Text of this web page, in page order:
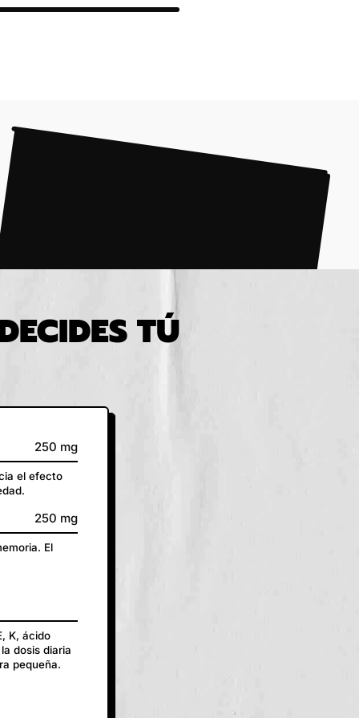
TÚ
250 mg
el efecto
250 mg
El
K, ácido
dosis diaria
pequeña.